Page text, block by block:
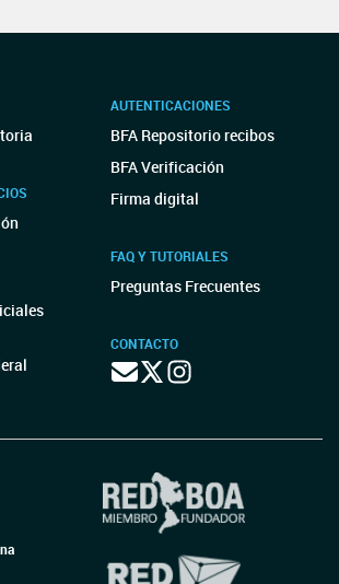
AUTENTICACIONES
BFA Repositorio recibos
BFA Verificación
Firma digital
FAQ Y TUTORIALES
Preguntas Frecuentes
CONTACTO